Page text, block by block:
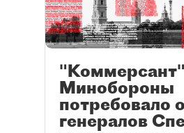
Минобороны
потребовало
генералов